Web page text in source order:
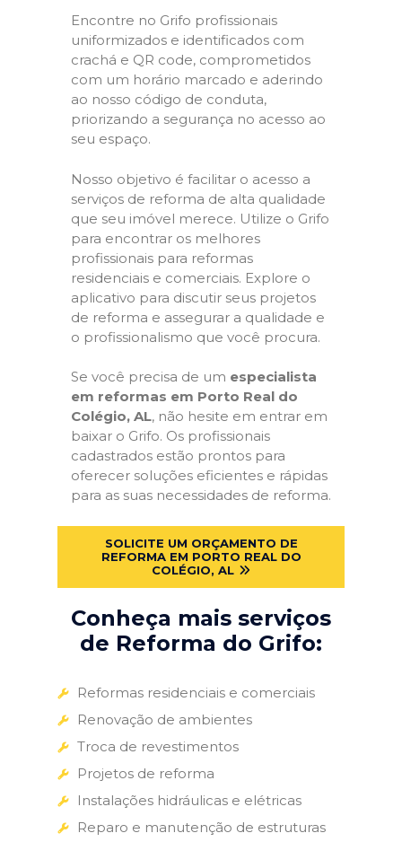
Encontre no Grifo profissionais
uniformizados e identificados com
crachá e QR code, comprometidos
com um horário marcado e aderindo
ao nosso código de conduta,
priorizando a segurança no acesso ao
seu espaço.
Nosso objetivo é facilitar o acesso a
serviços de reforma de alta qualidade
que seu imóvel merece. Utilize o Grifo
para encontrar os melhores
profissionais para reformas
residenciais e comerciais. Explore o
aplicativo para discutir seus projetos
de reforma e assegurar a qualidade e
o profissionalismo que você procura.
Se você precisa de um especialista
em reformas em Porto Real do
Colégio, AL, não hesite em entrar em
baixar o Grifo. Os profissionais
cadastrados estão prontos para
oferecer soluções eficientes e rápidas
para as suas necessidades de reforma.
SOLICITE UM ORÇAMENTO DE
REFORMA EM PORTO REAL DO
COLÉGIO, AL
Conheça mais serviços
de Reforma do Grifo:
Reformas residenciais e comerciais
Renovação de ambientes
Troca de revestimentos
Projetos de reforma
Instalações hidráulicas e elétricas
Reparo e manutenção de estruturas